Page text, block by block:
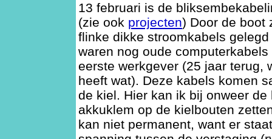
13 februari is de
(zie ook projecten) Door de boot
flinke dikke stroomkabels
waren nog oude
eerste werkgever (25 jaar terug,
heeft wat). Deze kabels komen
de kiel. Hier kan ik bij onweer de
akkuklem op de kielbouten
kan niet permanent, want er